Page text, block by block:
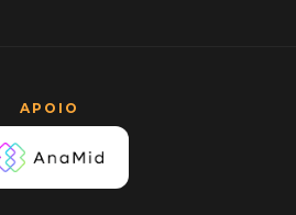
APOIO